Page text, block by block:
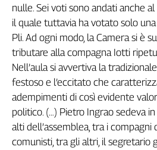
Work
in
Progress
L'Italia
nel
Lavoro
Territori
Abruzzo-
nulle. Sei voti sono andati anche
il quale tuttavia ha votato solo
Pli. Ad ogni modo, la Camera si è
tributare alla compagna Iotti
Nell’aula si avvertiva la
festoso e l’eccitato che
adempimenti di così evidente
politico. (…) Pietro Ingrao sedeva
alti dell’assemblea, tra i compagni
comunisti, tra gli altri, il segretario